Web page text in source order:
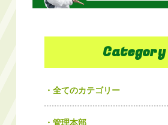
Category
全てのカテゴリー
管理本部